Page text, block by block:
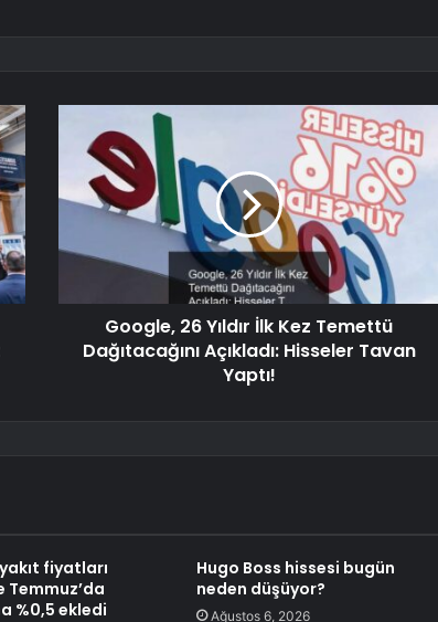
Google, 26 Yıldır İlk Kez Temettü
Dağıtacağını Açıkladı: Hisseler Tavan
Yaptı!
fiyatları
Temmuz’da
%0,5 ekledi
Hugo Boss hissesi bugün
neden düşüyor?
Ağustos 6, 2026